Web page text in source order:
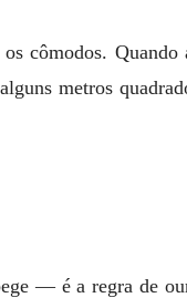
cômodos. Quando
metros
— é a regra de